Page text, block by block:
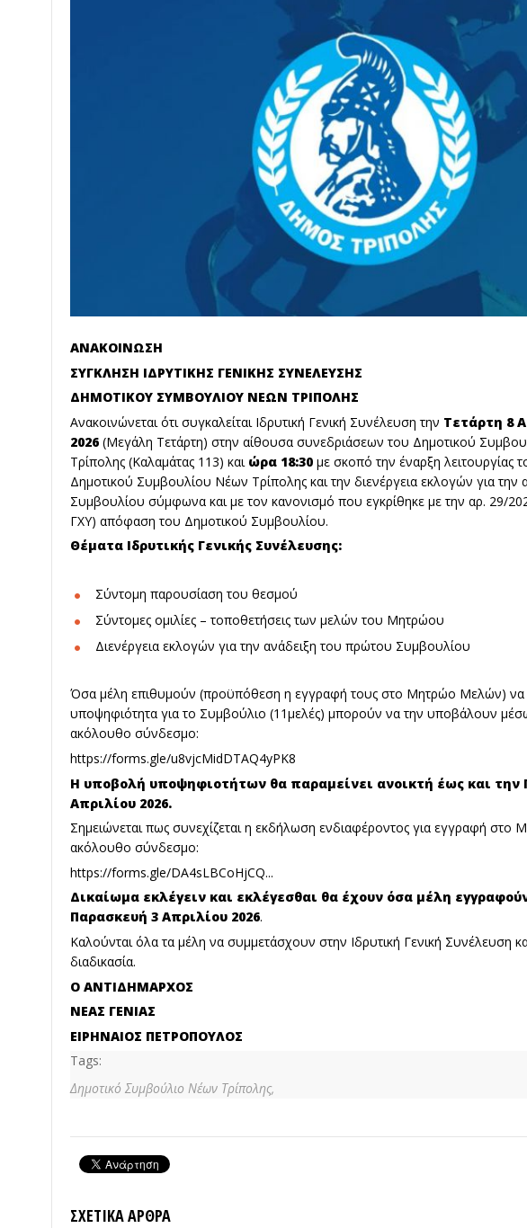
ΑΝΑΚΟΙΝΩΣΗ
ΣΥΓΚΛΗΣΗ ΙΔΡΥΤΙΚΗΣ ΓΕΝΙΚΗΣ ΣΥΝΕΛΕΥΣΗΣ
ΔΗΜΟΤΙΚΟΥ ΣΥΜΒΟΥΛΙΟΥ ΝΕΩΝ ΤΡΙΠΟΛΗΣ
Ανακοινώνεται ότι συγκαλείται Ιδρυτική Γενική Συνέλευση την Τετάρτη 8
2026 (Μεγάλη Τετάρτη) στην αίθουσα συνεδριάσεων του Δημοτικού
Τρίπολης (Καλαμάτας 113) και ώρα 18:30 με σκοπό την έναρξη λειτουργίας
Δημοτικού Συμβουλίου Νέων Τρίπολης και την διενέργεια εκλογών για την
Συμβουλίου σύμφωνα και με τον κανονισμό που εγκρίθηκε με την αρ.
ΓΧΥ) απόφαση του Δημοτικού Συμβουλίου.
Θέματα Ιδρυτικής Γενικής Συνέλευσης:
Σύντομη παρουσίαση του θεσμού
Σύντομες ομιλίες – τοποθετήσεις των μελών του Μητρώου
Διενέργεια εκλογών για την ανάδειξη του πρώτου Συμβουλίου
Όσα μέλη επιθυμούν (προϋπόθεση η εγγραφή τους στο Μητρώο Μελών)
υποψηφιότητα για το Συμβούλιο (11μελές) μπορούν να την υποβάλουν
ακόλουθο σύνδεσμο:
https://forms.gle/u8vjcMidDTAQ4yPK8
Η υποβολή υποψηφιοτήτων θα παραμείνει ανοικτή έως και την
Απριλίου 2026.
Σημειώνεται πως συνεχίζεται η εκδήλωση ενδιαφέροντος για εγγραφή
ακόλουθο σύνδεσμο:
https://forms.gle/DA4sLBCoHjCQ...
Δικαίωμα εκλέγειν και εκλέγεσθαι θα έχουν όσα μέλη
Παρασκευή 3 Απριλίου 2026.
Καλούνται όλα τα μέλη να συμμετάσχουν στην Ιδρυτική Γενική Συνέλευση
διαδικασία.
Ο ΑΝΤΙΔΗΜΑΡΧΟΣ
ΝΕΑΣ ΓΕΝΙΑΣ
ΕΙΡΗΝΑΙΟΣ ΠΕΤΡΟΠΟΥΛΟΣ
Tags:
Δημοτικό Συμβούλιο Νέων Τρίπολης,
ΣΧΕΤΙΚΆ ΆΡΘΡΑ